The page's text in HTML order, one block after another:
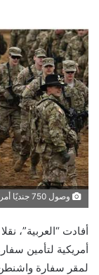
وصول 750 جنديًا أمريكيًا محيط سفارة الولايات المتحدة فى بغداد لتأمينها
أفادت “العربية”،
لمقر سفارة